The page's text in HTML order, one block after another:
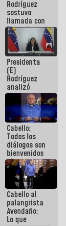
Rodríguez
sostuvo
llamada con
Dinorah
Figuera y
acuerdan
primer
encuentro
presencial
para el
diálogo
Presidenta
(E)
Rodríguez
analizó
junto a
gobernadores
planes de
recuperación
del Sistema
Eléctrico
Nacional
Cabello:
Todos los
diálogos son
bienvenidos
siempre que
estén en el
marco de la
Constitución
de la
República
Cabello al
palangrista
Avendaño:
Lo que